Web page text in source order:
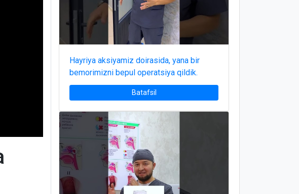
Hayriya aksiyamiz doirasida, yana bir
bemorimizni bepul operatsiya qildik.
Batafsil